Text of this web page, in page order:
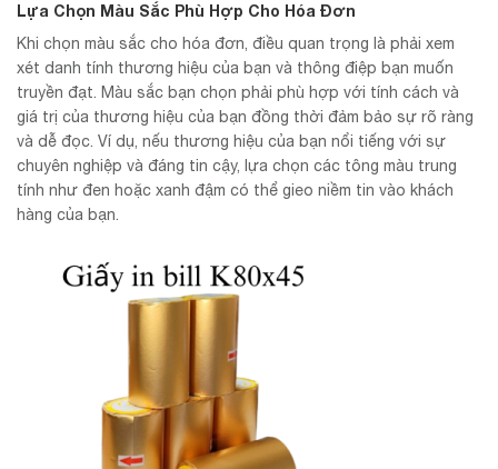
Lựa Chọn Màu Sắc Phù Hợp Cho Hóa Đơn
Khi chọn màu sắc cho hóa đơn, điều quan trọng là phải xem
xét danh tính thương hiệu của bạn và thông điệp bạn muốn
truyền đạt. Màu sắc bạn chọn phải phù hợp với tính cách và
giá trị của thương hiệu của bạn đồng thời đảm bảo sự rõ ràng
và dễ đọc. Ví dụ, nếu thương hiệu của bạn nổi tiếng với sự
chuyên nghiệp và đáng tin cậy, lựa chọn các tông màu trung
tính như đen hoặc xanh đậm có thể gieo niềm tin vào khách
hàng của bạn.